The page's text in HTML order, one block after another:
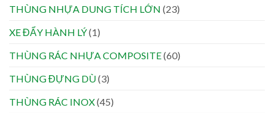
THÙNG NHỰA DUNG TÍCH LỚN (23)
XE ĐẨY HÀNH LÝ(1)
THÙNG RÁC NHỰA COMPOSITE(60)
THÙNG ĐỰNG DÙ(3)
THÙNG RÁC INOX(45)